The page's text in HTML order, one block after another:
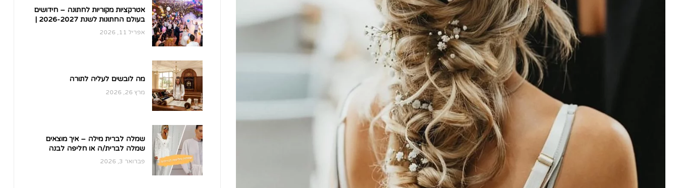
אטרקציות מקוריות לחתונה – חידושים
בעולם החתונות לשנת 2026-2027 |
הטרנדים הלוהטים ביותר בארץ
אפריל 11, 2026
מה לובשים לעליה לתורה
מרץ 26, 2026
שמלה לברית מילה – איך מוצאים
שמלה לברית/ה או חליפה לבנה
אחרי לידה לברית מילה ובריתה?
פברואר 3, 2026